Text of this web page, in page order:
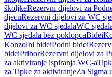
školjkeRezervni dijelovi za
djecuRezervni dijelovi za WC
dijelovi za WC sjedalaWC
WC sjedala bez poklopcaBidei
Konzolni bideiPodni bidei
bideiPriborRezervni dijelovi za
za aktiviranje ispiranja WC-a
za Tipke za aktiviranjeZa Sigma